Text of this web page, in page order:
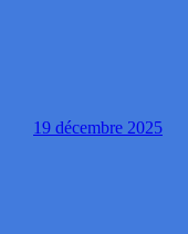
19 décembre 2025